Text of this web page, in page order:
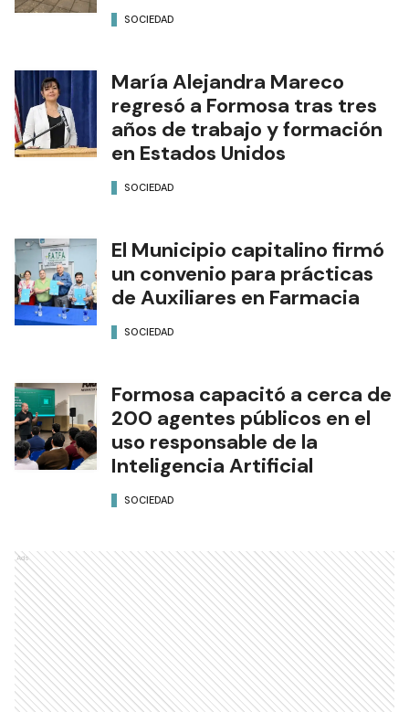
SOCIEDAD
María Alejandra Mareco
regresó a Formosa tras tres
años de trabajo y formación
en Estados Unidos
SOCIEDAD
El Municipio capitalino firmó
un convenio para prácticas
de Auxiliares en Farmacia
SOCIEDAD
Formosa capacitó a cerca de
200 agentes públicos en el
uso responsable de la
Inteligencia Artificial
SOCIEDAD
Ads